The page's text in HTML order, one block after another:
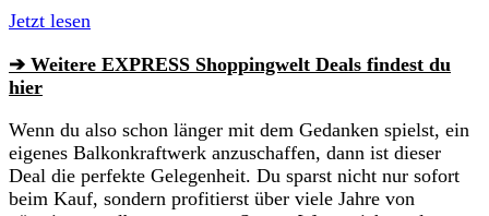
Jetzt lesen
➔ Weitere EXPRESS Shoppingwelt Deals findest du
hier
Wenn du also schon länger mit dem Gedanken spielst, ein
eigenes Balkonkraftwerk anzuschaffen, dann ist dieser
Deal die perfekte Gelegenheit. Du sparst nicht nur sofort
beim Kauf, sondern profitierst über viele Jahre von